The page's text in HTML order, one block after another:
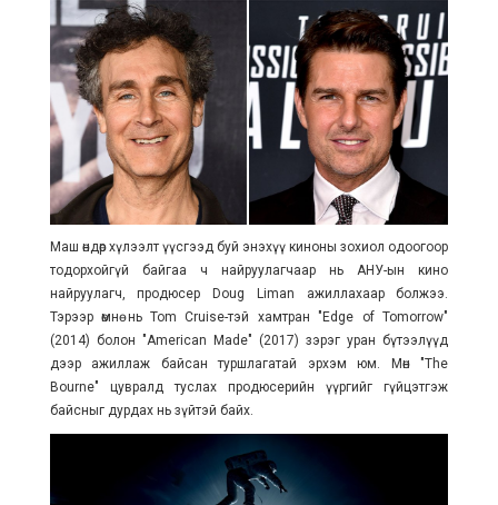
Маш өндөр хүлээлт үүсгээд буй энэхүү киноны зохиол одоогоор
тодорхойгүй байгаа ч найруулагчаар нь АНУ-ынкино
найруулагч, продюсер Doug Liman ажиллахаар болжээ.
Тэрээр өмнө нь Tom Cruise-тэй хамтран "Edge of Tomorrow"
(2014) болон "American Made" (2017) зэрэг уран бүтээлүүд
дээр ажиллаж байсан туршлагатай эрхэм юм. Мөн "The
Bourne" цувралд туслах продюсерийн үүргийг гүйцэтгэж
байсныг дурдах нь зүйтэй байх.